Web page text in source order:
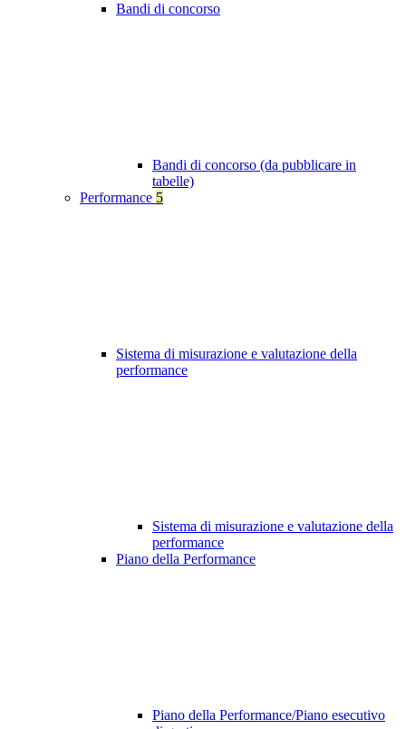
Bandi di concorso
Bandi di concorso (da pubblicare in
tabelle)
Performance 5
Sistema di misurazione e valutazione della
performance
Sistema di misurazione e valutazione della
performance
Piano della Performance
Piano della Performance/Piano esecutivo